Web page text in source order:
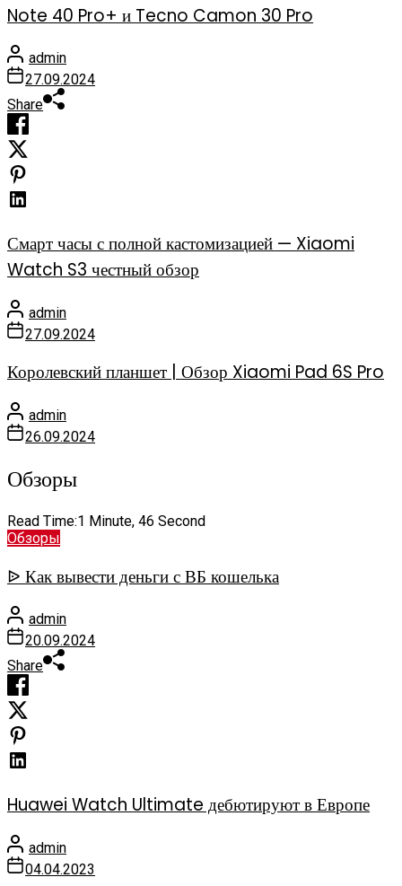
Note 40 Pro+ и Tecno Camon 30 Pro
admin
27.09.2024
Share
Смарт часы с полной кастомизацией — Xiaomi
Watch S3 честный обзор
admin
27.09.2024
Королевский планшет | Обзор Xiaomi Pad 6S Pro
admin
26.09.2024
Обзоры
Read Time:1 Minute, 46 Second
Обзоры
ᐉ Как вывести деньги с ВБ кошелька
admin
20.09.2024
Share
Huawei Watch Ultimate дебютируют в Европе
admin
04.04.2023